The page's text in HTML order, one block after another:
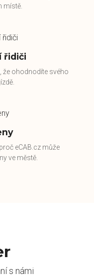
místě.
řidiči
že ohodnodíte svého
eCAB.cz může
ve městě.
s námi